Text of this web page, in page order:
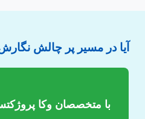
آیا در مسیر پر چالش
با متخصصان وکا